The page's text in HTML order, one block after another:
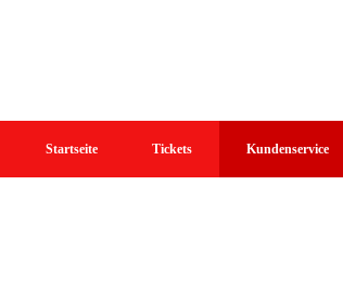
Startseite Tickets Kundenservice